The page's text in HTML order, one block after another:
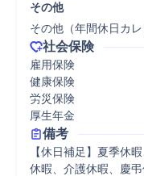
その他
その他（年間休日カ
社会保険
雇用保険
健康保険
労災保険
厚生年金
備考
【休日補足】夏季休
休暇、介護休暇、慶